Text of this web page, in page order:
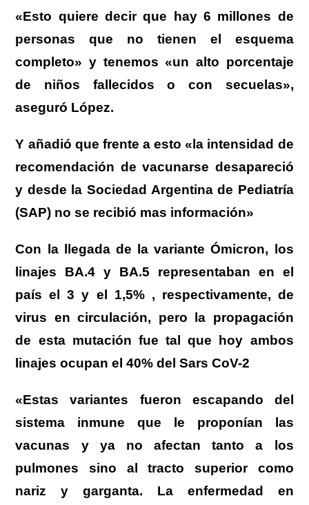
«Esto quiere decir que hay 6 millones de
personas que no tienen el esquema
completo» y tenemos «un alto porcentaje
de niños fallecidos o con secuelas»,
aseguró López.
Y añadió que frente a esto «la intensidad de
recomendación de vacunarse desapareció
y desde la Sociedad Argentina de Pediatría
(SAP) no se recibió mas información»
Con la llegada de la variante Ómicron, los
linajes BA.4 y BA.5 representaban en el
país el 3 y el 1,5% , respectivamente, de
virus en circulación, pero la propagación
de esta mutación fue tal que hoy ambos
linajes ocupan el 40% del Sars CoV-2
«Estas variantes fueron escapando del
sistema inmune que le proponían las
vacunas y ya no afectan tanto a los
pulmones sino al tracto superior como
nariz y garganta. La enfermedad en